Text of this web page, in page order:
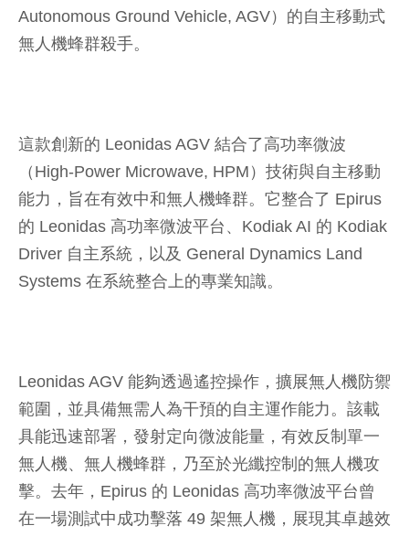
Autonomous Ground Vehicle, AGV）的自主移動式
無人機蜂群殺手。
這款創新的 Leonidas AGV 結合了高功率微波
（High-Power Microwave, HPM）技術與自主移動
能力，旨在有效中和無人機蜂群。它整合了 Epirus
的 Leonidas 高功率微波平台、Kodiak AI 的 Kodiak
Driver 自主系統，以及 General Dynamics Land
Systems 在系統整合上的專業知識。
Leonidas AGV 能夠透過遙控操作，擴展無人機防禦
範圍，並具備無需人為干預的自主運作能力。該載
具能迅速部署，發射定向微波能量，有效反制單一
無人機、無人機蜂群，乃至於光纖控制的無人機攻
擊。去年，Epirus 的 Leonidas 高功率微波平台曾
在一場測試中成功擊落 49 架無人機，展現其卓越效